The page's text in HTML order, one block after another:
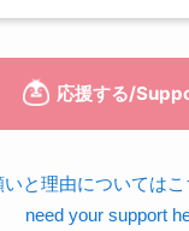
と理由については
need your support